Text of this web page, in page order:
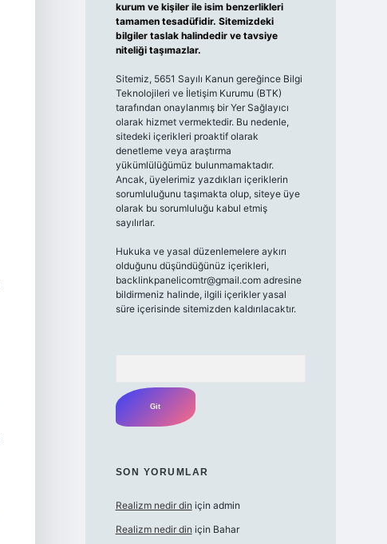
kurum ve kişiler ile isim benzerlikleri
tamamen tesadüfidir. Sitemizdeki
bilgiler taslak halindedir ve tavsiye
niteliği taşımazlar.
Sitemiz, 5651 Sayılı Kanun gereğince Bilgi
Teknolojileri ve İletişim Kurumu (BTK)
tarafından onaylanmış bir Yer Sağlayıcı
olarak hizmet vermektedir. Bu nedenle,
sitedeki içerikleri proaktif olarak
denetleme veya araştırma
yükümlülüğümüz bulunmamaktadır.
Ancak, üyelerimiz yazdıkları içeriklerin
sorumluluğunu taşımakta olup, siteye üye
olarak bu sorumluluğu kabul etmiş
sayılırlar.
Hukuka ve yasal düzenlemelere aykırı
olduğunu düşündüğünüz içerikleri,
backlinkpanelicomtr@gmail.comadresine
bildirmeniz halinde, ilgili içerikler yasal
süre içerisinde sitemizden kaldırılacaktır.
SON YORUMLAR
Realizm nedir din için admin
Realizm nedir din için Bahar